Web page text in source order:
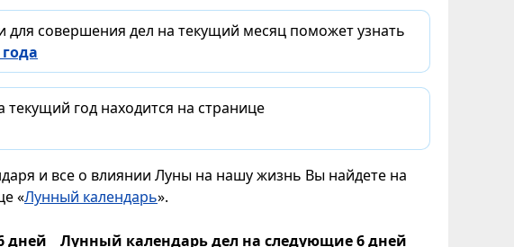
совершения дел на текущий месяц поможет узнать
год находится на странице
и все о влиянии Луны на нашу жизнь Вы найдете на
«Лунный календарь».
дней Лунный календарь дел на следующие 6 дней